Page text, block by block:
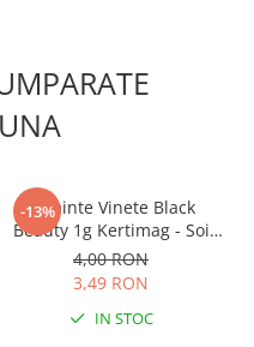
-13%
Seminte Vinete Black
Beauty 1g Kertimag - Soi
Clasic cu Fructe Mari si
Lucioase
4,00 RON
3,49 RON
IN STOC